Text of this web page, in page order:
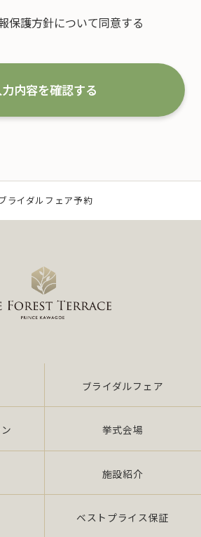
します。
規模を考慮した適切な個人情報
提供
に、法で定める場合を除き、そ
び冠婚葬祭の会員募集に関する業
する業務
する一切の業務
された個人情報の利用目的の達
得て、「個人情報保護マネジメ
求事項」に準拠したマネジメン
の取扱いに関し、JIS Q
求事項、法令「個人情報保護
月施行）（以下、「法」 とい
保護方針について同意する
内容を確認する
ライダルフェア予約
ブライダルフェア
挙式会場
施設紹介
ベストプライス保証